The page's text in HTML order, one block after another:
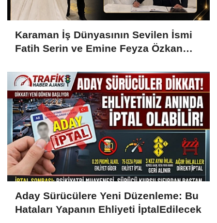
Karaman İş Dünyasının Sevilen İsmi
Fatih Serin ve Emine Feyza Özkan
Aday Sürücülere Yeni Düzenleme: Bu
Hataları Yapanın Ehliyeti İptalEdilecek